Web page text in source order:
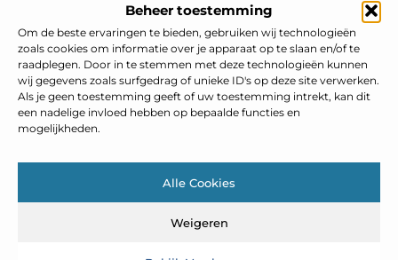
Beheer toestemming
Om de beste ervaringen te bieden, gebruiken wij technologieën
zoals cookies om informatie over je apparaat op te slaan en/of te
raadplegen. Door in te stemmen met deze technologieën kunnen
wij gegevens zoals surfgedrag of unieke ID's op deze site verwerken.
Als je geen toestemming geeft of uw toestemming intrekt, kan dit
een nadelige invloed hebben op bepaalde functies en
mogelijkheden.
Alle Cookies
Weigeren
Jouw gids voor inspiratie en tips uit het dagelijks leven.
Ontdek een brede verzameling blogs en artikelen die je helpen
om het meeste uit elke dag te halen, met praktische adviezen
en verrassende inzichten.
Bericht categorie